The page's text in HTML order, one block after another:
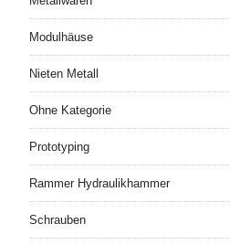
Modulhäuse
Nieten Metall
Ohne Kategorie
Prototyping
Rammer Hydraulikhammer
Schrauben